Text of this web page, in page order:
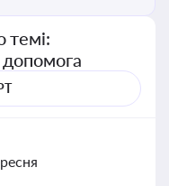
темі:
допомога